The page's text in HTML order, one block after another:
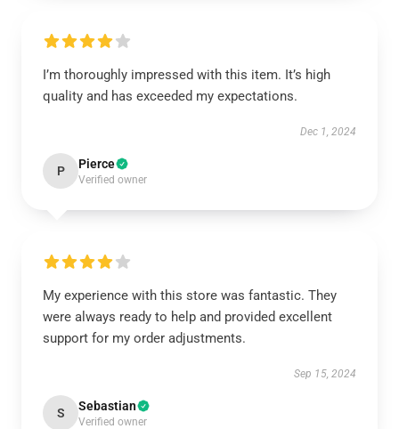
I’m thoroughly impressed with this item. It’s high
quality and has exceeded my expectations.
Dec 1, 2024
P Pierce
Verified owner
My experience with this store was fantastic. They
were always ready to help and provided excellent
support for my order adjustments.
Sep 15, 2024
S Sebastian
Verified owner